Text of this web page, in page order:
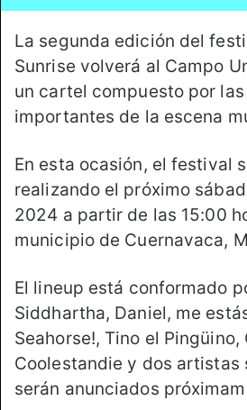
La segunda edición del
Sunrise volverá al Campo
un cartel compuesto por
importantes de la escena
En esta ocasión, el festival
realizando el próximo
2024 a partir de las 15:00
municipio de Cuernavaca,
El lineup está conformado
Siddhartha, Daniel, me
Seahorse!, Tino el Pingüino,
Coolestandie y dos artistas
serán anunciados